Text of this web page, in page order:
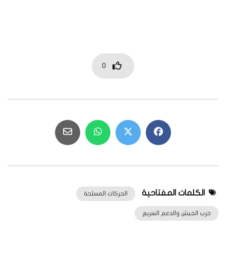
0
الكلمات المفتاحية الحركات المسلحة
حرب الجيش والدعم السريع